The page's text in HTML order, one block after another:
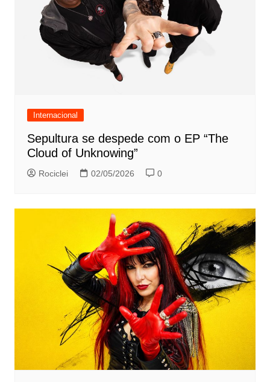
Internacional
Sepultura se despede com o EP “The
Cloud of Unknowing”
Rociclei 02/05/2026 0